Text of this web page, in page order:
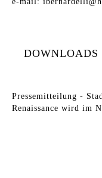
DOWNLOADS
Pressemitteilung -
Renaissance wird im